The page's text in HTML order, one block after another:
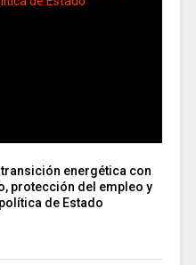
energética con
protección del empleo y
de Estado